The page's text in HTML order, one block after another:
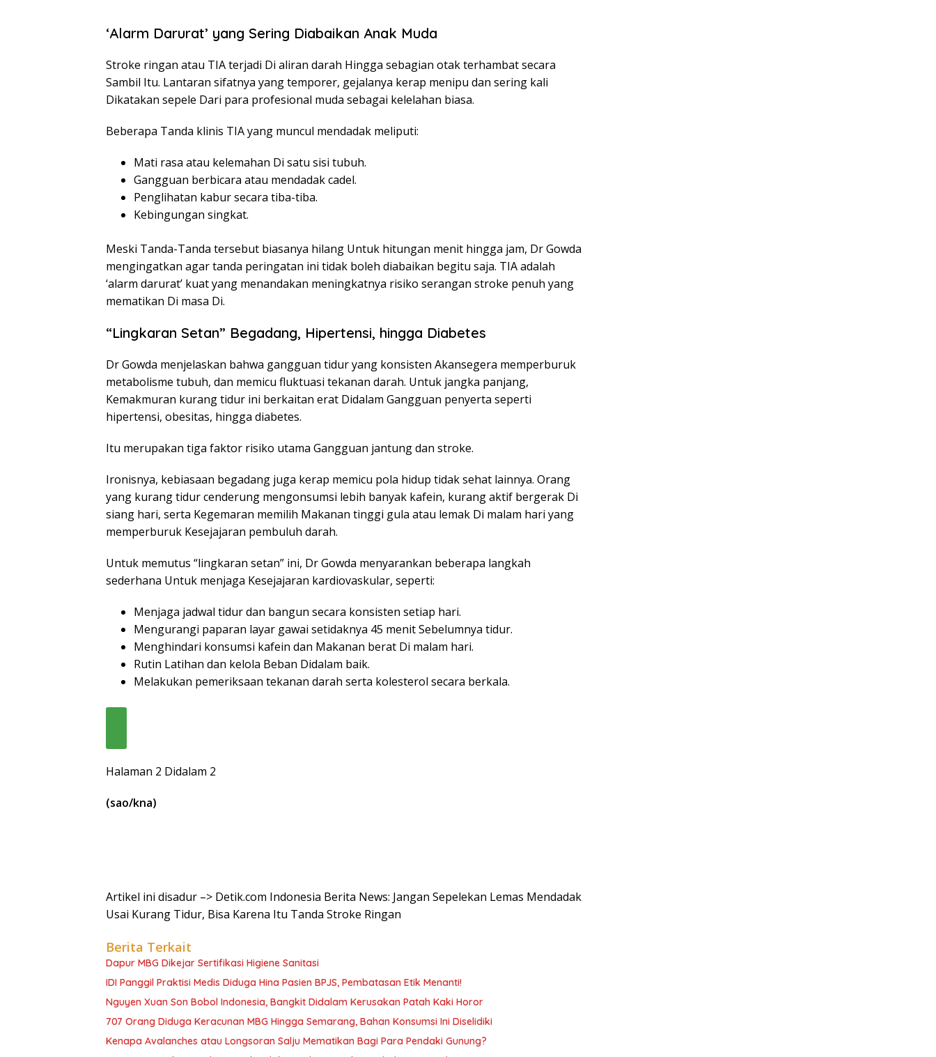
‘Alarm Darurat’ yang Sering Diabaikan Anak Muda
Stroke ringan atau TIA terjadi Di aliran darah Hingga sebagian otak terhambat secara
Sambil Itu. Lantaran sifatnya yang temporer, gejalanya kerap menipu dan sering kali
Dikatakan sepele Dari para profesional muda sebagai kelelahan biasa.
Beberapa Tanda klinis TIA yang muncul mendadak meliputi:
Mati rasa atau kelemahan Di satu sisi tubuh.
Gangguan berbicara atau mendadak cadel.
Penglihatan kabur secara tiba-tiba.
Kebingungan singkat.
Meski Tanda-Tanda tersebut biasanya hilang Untuk hitungan menit hingga jam, Dr Gowda
mengingatkan agar tanda peringatan ini tidak boleh diabaikan begitu saja. TIA adalah
‘alarm darurat’ kuat yang menandakan meningkatnya risiko serangan stroke penuh yang
mematikan Di masa Di.
“Lingkaran Setan” Begadang, Hipertensi, hingga Diabetes
Dr Gowda menjelaskan bahwa gangguan tidur yang konsisten Akansegera memperburuk
metabolisme tubuh, dan memicu fluktuasi tekanan darah. Untuk jangka panjang,
Kemakmuran kurang tidur ini berkaitan erat Didalam Gangguan penyerta seperti
hipertensi, obesitas, hingga diabetes.
Itu merupakan tiga faktor risiko utama Gangguan jantung dan stroke.
Ironisnya, kebiasaan begadang juga kerap memicu pola hidup tidak sehat lainnya. Orang
yang kurang tidur cenderung mengonsumsi lebih banyak kafein, kurang aktif bergerak Di
siang hari, serta Kegemaran memilih Makanan tinggi gula atau lemak Di malam hari yang
memperburuk Kesejajaran pembuluh darah.
Untuk memutus “lingkaran setan” ini, Dr Gowda menyarankan beberapa langkah
sederhana Untuk menjaga Kesejajaran kardiovaskular, seperti:
Menjaga jadwal tidur dan bangun secara konsisten setiap hari.
Mengurangi paparan layar gawai setidaknya 45 menit Sebelumnya tidur.
Menghindari konsumsi kafein dan Makanan berat Di malam hari.
Rutin Latihan dan kelola Beban Didalam baik.
Melakukan pemeriksaan tekanan darah serta kolesterol secara berkala.
Halaman 2 Didalam 2
(sao/kna)
Artikel ini disadur –> Detik.com Indonesia Berita News: Jangan Sepelekan Lemas Mendadak
Usai Kurang Tidur, Bisa Karena Itu Tanda Stroke Ringan
Berita Terkait
Dapur MBG Dikejar Sertifikasi Higiene Sanitasi
IDI Panggil Praktisi Medis Diduga Hina Pasien BPJS, Pembatasan Etik Menanti!
Nguyen Xuan Son Bobol Indonesia, Bangkit Didalam Kerusakan Patah Kaki Horor
707 Orang Diduga Keracunan MBG Hingga Semarang, Bahan Konsumsi Ini Diselidiki
Kenapa Avalanches atau Longsoran Salju Mematikan Bagi Para Pendaki Gunung?